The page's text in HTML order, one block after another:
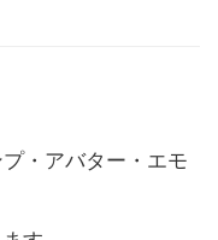
・アバター・エモ